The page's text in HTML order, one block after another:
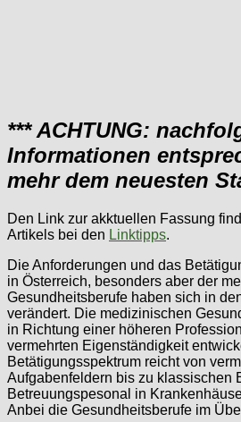
*** ACHTUNG:
Informationen
mehr dem neuesten
Den Link zur akktuellen Fassung
Artikels bei den Linktipps.
Die Anforderungen und das
in Österreich, besonders aber der
Gesundheitsberufe haben sich in
verändert. Die medizinischen
in Richtung einer höheren
vermehrten Eigenständigkeit
Betätigungsspektrum reicht von
Aufgabenfeldern bis zu klassischen
Betreuungspesonal in
Anbei die Gesundheitsberufe im